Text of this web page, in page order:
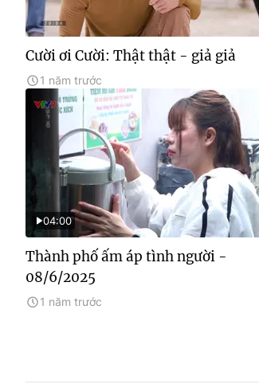
Cười ơi Cười: Thật thật - giả giả
1 năm trước
04:00
Thành phố ấm áp tình người -
08/6/2025
1 năm trước